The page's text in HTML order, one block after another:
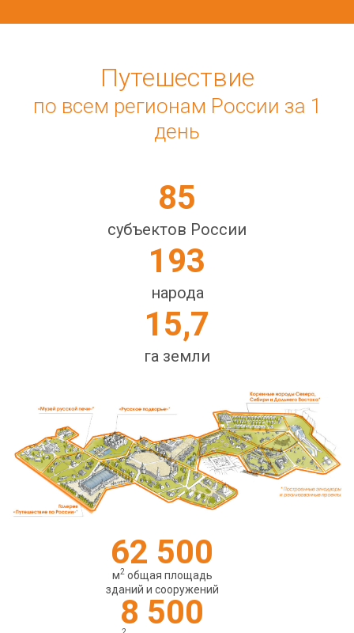
Путешествие
по всем регионам России за 1
день
85
субъектов России
193
народа
15,7
га земли
62 500
м2общая площадь
зданий и сооружений
8 500